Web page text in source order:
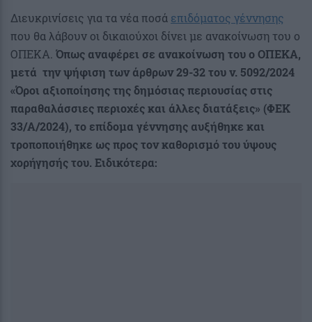
Διευκρινίσεις για τα νέα ποσά επιδόματος γέννησης
που θα λάβουν οι δικαιούχοι δίνει με ανακοίνωση του ο
ΟΠΕΚΑ. Όπως αναφέρει σε ανακοίνωση του ο ΟΠΕΚΑ,
μετά την ψήφιση των άρθρων 29-32 του ν. 5092/2024
«Όροι αξιοποίησης της δημόσιας περιουσίας στις
παραθαλάσσιες περιοχές και άλλες διατάξεις» (ΦΕΚ
33/Α/2024), το επίδομα γέννησης αυξήθηκε και
τροποποιήθηκε ως προς τον καθορισμό του ύψους
χορήγησής του. Ειδικότερα: